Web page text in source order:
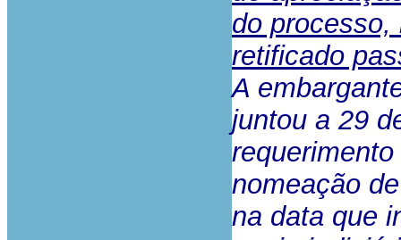
do
retificado
A
juntou a 29
nomeação
na data que